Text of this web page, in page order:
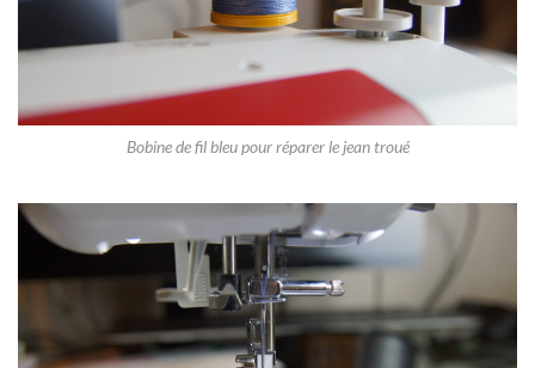
Bobine de fil bleu pour réparer le jean troué